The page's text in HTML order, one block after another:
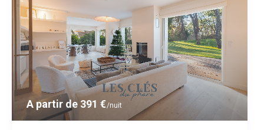
A partir de 391 €/nuit